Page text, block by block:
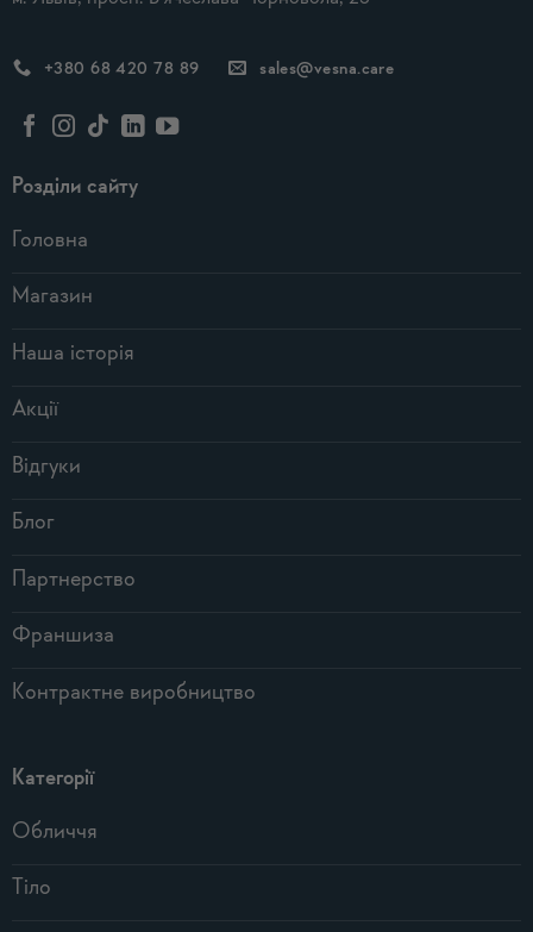
+380 68 420 78 89 sales@vesna.care
Розділи сайту
Головна
Магазин
Наша історія
Акції
Відгуки
Блог
Партнерство
Франшиза
Контрактне виробництво
Категорії
Обличчя
Тіло